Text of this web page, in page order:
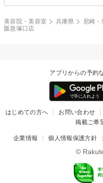
美容院・美容室 兵庫県 尼崎
阪急塚口店
アプリからの予約
はじめての方へ お問い合わせ
掲載ご希
企業情報 個人情報保護方針
©